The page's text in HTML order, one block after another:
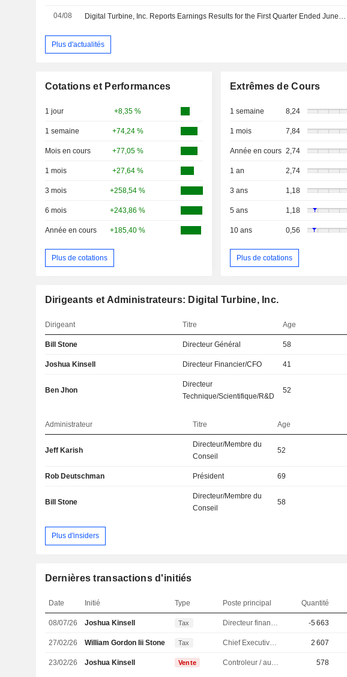
04/08 Digital Turbine, Inc. Reports Earnings Results for the First Quarter Ended June 30, 2026
Plus d'actualités
Cotations et Performances
1 jour +8,35 %
1 semaine +74,24 %
Mois en cours +77,05 %
1 mois +27,64 %
3 mois +258,54 %
6 mois +243,86 %
Année en cours +185,40 %
Plus de cotations
Extrêmes de Cours
1 semaine 8,24
1 mois 7,84
Année en cours 2,74
1 an 2,74
3 ans 1,18
5 ans 1,18
10 ans 0,56
Plus de cotations
Dirigeants et Administrateurs: Digital Turbine, Inc.
Dirigeant Titre Age
Bill Stone Directeur Général 58
Joshua Kinsell Directeur Financier/CFO 41
Ben Jhon
Directeur
Technique/Scientifique/R&D
52
Administrateur Titre Age
Jeff Karish
Directeur/Membre du
Conseil
52
Rob Deutschman Président 69
Bill Stone
Directeur/Membre du
Conseil
58
Plus d'insiders
Dernières transactions d'initiés
Date Initié Type Poste principal Quantité
08/07/26 Joshua Kinsell Tax -5 663
27/02/26 William Gordon Iii Stone Tax 2 607
23/02/26 Joshua Kinsell Vente 578